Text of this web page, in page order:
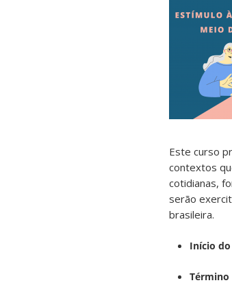
Este curso
contextos
cotidianas,
serão
brasileira.
Início
Término